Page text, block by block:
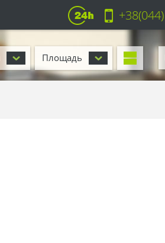
+38(044)
Площадь